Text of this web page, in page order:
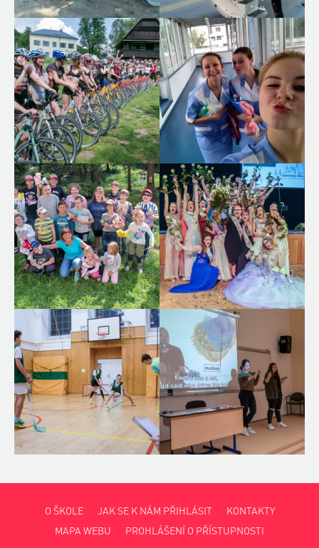
O ŠKOLE JAK SE K NÁM PŘIHLÁSIT
KONTAKTY
MAPA WEBU
PROHLÁŠENÍ O PŘÍSTUPNOSTI